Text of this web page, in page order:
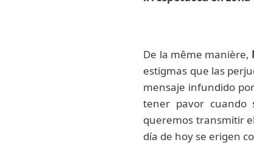
De la même manière,
estigmas que las
mensaje infundido
tener pavor cuando
queremos transmitir
día de hoy se erigen